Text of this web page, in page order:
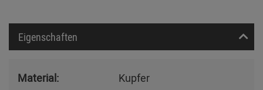
Eigenschaften
Material:
Kupfer